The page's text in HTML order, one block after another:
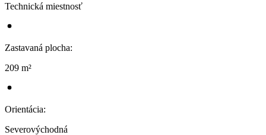
Technická miestnosť
Zastavaná plocha:
209 m²
Orientácia:
Severovýchodná